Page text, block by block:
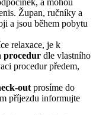
a mohou
Župan, ručníky a
a jsou během pobytu
relaxace, je k
procedur dle vlastního
procedur předem,
out prosíme do
příjezdu informujte